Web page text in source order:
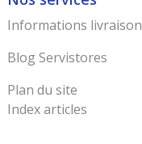
Informations livraison
Blog Servistores
Plan du site
Index articles